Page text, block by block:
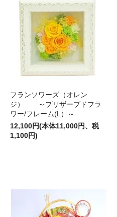
フランソワーズ（オレン
ジ） ～プリザーブドフラ
ワー/フレーム(L）～
12,100円(本体11,000円、税
1,100円)